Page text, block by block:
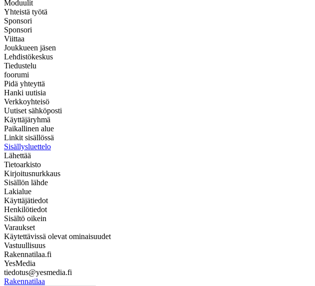
Moduulit
Yhteistä työtä
Sponsori
Sponsori
Viittaa
Joukkueen jäsen
Lehdistökeskus
Tiedustelu
foorumi
Pidä yhteyttä
Hanki uutisia
Verkkoyhteisö
Uutiset sähköposti
Käyttäjäryhmä
Paikallinen alue
Linkit sisällössä
Sisällysluettelo
Lähettää
Tietoarkisto
Kirjoitusnurkkaus
Sisällön lähde
Lakialue
Käyttäjätiedot
Henkilötiedot
Sisältö oikein
Varaukset
Käytettävissä olevat ominaisuudet
Vastuullisuus
Rakennatilaa.fi
YesMedia
tiedotus@yesmedia.fi
Rakennatilaa